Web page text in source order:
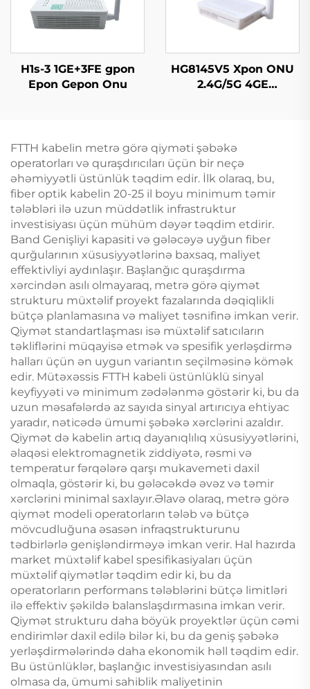
H1s-3 1GE+3FE gpon
Epon Gepon Onu
HG8145V5 Xpon ONU
2.4G/5G 4GE
FTTH kabelin metrə görə qiyməti şəbəkə
operatorları və quraşdırıcıları üçün bir neçə
əhəmiyyətli üstünlük təqdim edir. İlk olaraq, bu,
fiber optik kabelin 20-25 il boyu minimum təmir
tələbləri ilə uzun müddətlik infrastruktur
investisiyası üçün mühüm dəyər təqdim etdirir.
Band Genişliyi kapasiti və gələcəyə uyğun fiber
qurğularının xüsusiyyətlərinə baxsaq, maliyet
effektivliyi aydınlaşır. Başlanğıc quraşdırma
xərcindən asılı olmayaraq, metrə görə qiymət
strukturu müxtəlif proyekt fazalarında dəqiqlikli
bütçə planlamasına və maliyet təsnifinə imkan verir.
Qiymət standartlaşması isə müxtəlif satıcıların
təkliflərini müqayisə etmək və spesifik yerləşdirmə
halları üçün ən uygun variantın seçilməsinə kömək
edir. Mütəxəssis FTTH kabeli üstünlüklü sinyal
keyfiyyəti və minimum zədələnmə göstərir ki, bu da
uzun məsafələrdə az sayıda sinyal artırıcıya ehtiyac
yaradır, nəticədə ümumi şəbəkə xərclərini azaldır.
Qiymət də kabelin artıq dayanıqlılıq xüsusiyyətlərini,
əlaqəsi elektromagnetik ziddiyətə, rəsmi və
temperatur fərqələrə qarşı mukavemeti daxil
olmaqla, göstərir ki, bu gələcəkdə əvəz və təmir
xərclərini minimal saxlayır.Əlavə olaraq, metrə görə
qiymət modeli operatorların tələb və bütçə
mövcudluğuna əsasən infraqstrukturunu
tədbirlərlə genişləndirməyə imkan verir. Hal hazırda
market müxtəlif kabel spesifikasiyaları üçün
müxtəlif qiymətlər təqdim edir ki, bu da
operatorların performans tələblərini bütçə limitləri
ilə effektiv şəkildə balanslaşdırmasına imkan verir.
Qiymət strukturu daha böyük proyektlər üçün cəmi
endirimlər daxil edilə bilər ki, bu da geniş şəbəkə
yerləşdirmələrində daha ekonomik həll təqdim edir.
Bu üstünlüklər, başlanğıc investisiyasından asılı
olmasa da, ümumi sahiblik maliyetinin